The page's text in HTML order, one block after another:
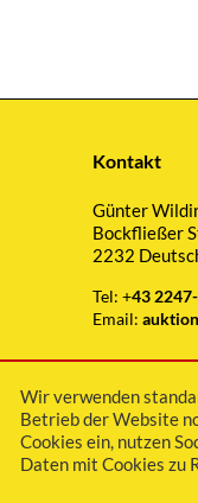
Kontakt
Günter
Bockfließer
2232
Tel: +43
Email:
Wir verwenden
Betrieb der Website
Cookies ein, nutzen
Daten mit Cookies zu